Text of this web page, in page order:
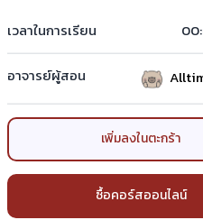
เวลาในการเรียน
อาจารย์ผู้สอน
เพิ่มลงในตะกร้า
ซื้อคอร์สออนไลน์